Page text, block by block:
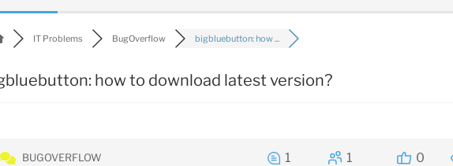
IT Problems BugOverflow bigbluebutton: how ...
how to download latest version?
BUGOVERFLOW
1 1 0